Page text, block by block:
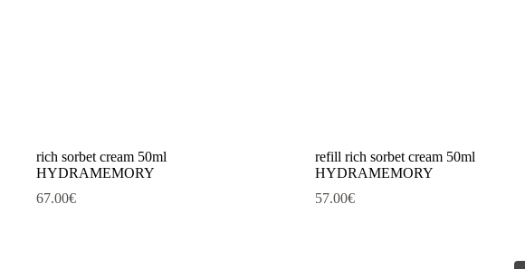
rich sorbet cream 50ml
HYDRAMEMORY
67.00€
refill rich sorbet cream 50ml
HYDRAMEMORY
57.00€